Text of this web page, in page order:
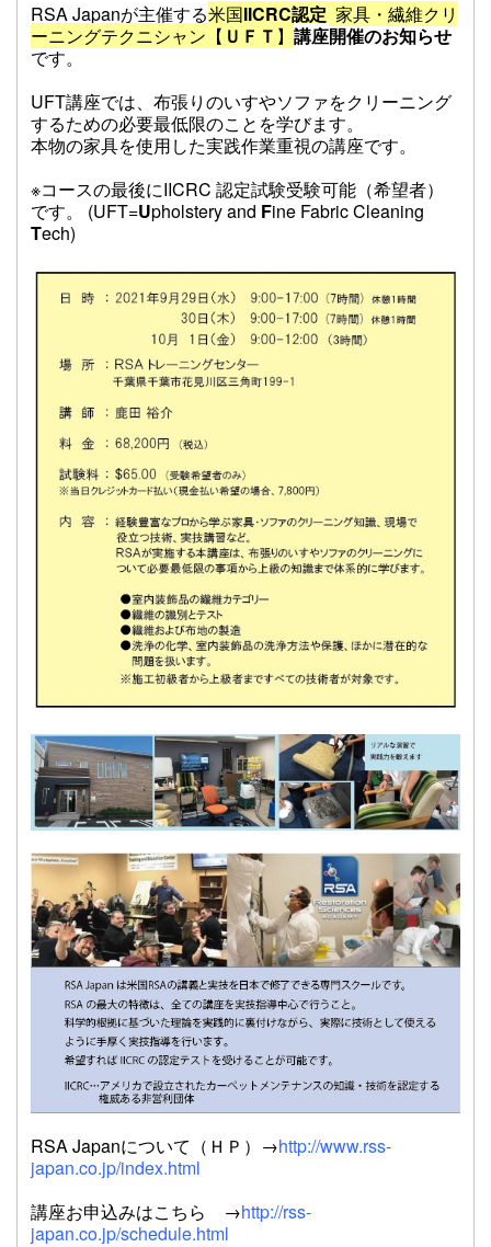
RSA Japanが主催する米国IICRC認定 家具・繊維クリ
ーニングテクニシャン【 ＵＦＴ 】 講座開催のお知らせ
です。
UFT講座では、布張りのいすやソファをクリーニング
するための必要最低限のことを学びます。
本物の家具を使用した実践作業重視の講座です。
※コースの最後にIICRC 認定試験受験可能（希望者）
です。
(UFT=Upholstery and Fine Fabric Cleaning
Tech)
RSA Japanについて（ＨＰ）→http://www.rss-
japan.co.jp/index.html
講座お申込みはこちら →http://rss-
japan.co.jp/schedule.html